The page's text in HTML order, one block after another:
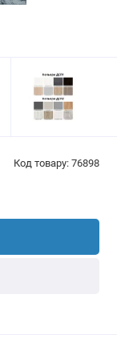
Код товару: 76898